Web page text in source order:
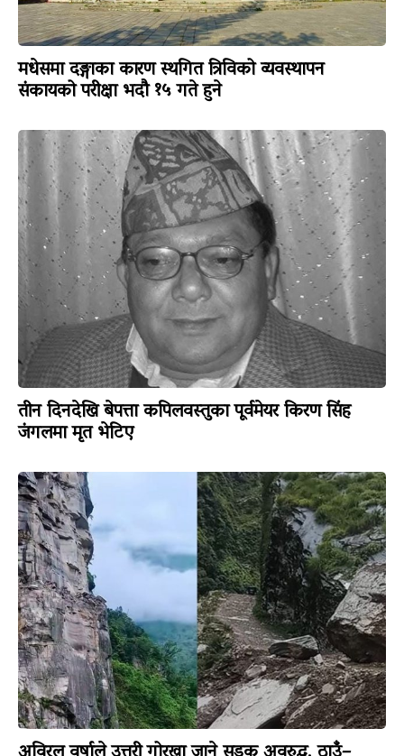
मधेसमा दङ्गाका कारण स्थगित त्रिविको व्यवस्थापन
संकायको परीक्षा भदौ १५ गते हुने
तीन दिनदेखि बेपत्ता कपिलवस्तुका पूर्वमेयर किरण सिंह
जंगलमा मृत भेटिए